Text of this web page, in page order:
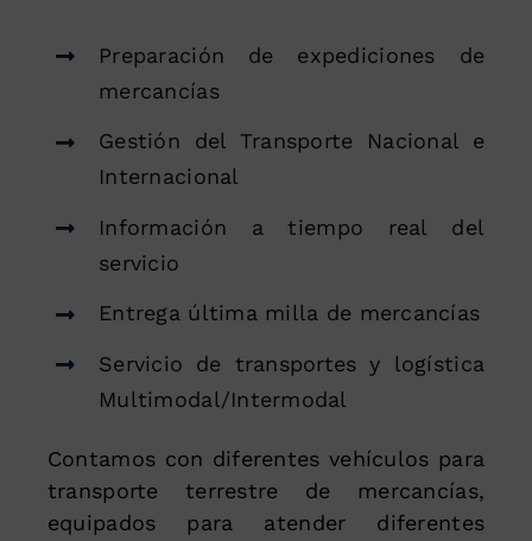
Preparación de expediciones de
mercancías
Gestión del Transporte Nacional e
Internacional
Información a tiempo real del
servicio
Entrega última milla de mercancías
Servicio de transportes y logística
Multimodal/Intermodal
Contamos con diferentes vehículos para
transporte terrestre de mercancías,
equipados para atender diferentes